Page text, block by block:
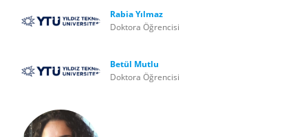
Rabia Yılmaz
Doktora Öğrencisi
Betül Mutlu
Doktora Öğrencisi